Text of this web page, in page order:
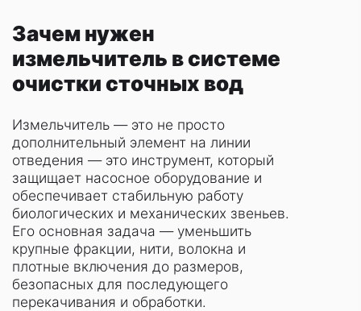
Зачем нужен
измельчитель в системе
очистки сточных вод
Измельчитель — это не просто
дополнительный элемент на линии
отведения — это инструмент, который
защищает насосное оборудование и
обеспечивает стабильную работу
биологических и механических звеньев.
Его основная задача — уменьшить
крупные фракции, нити, волокна и
плотные включения до размеров,
безопасных для последующего
перекачивания и обработки.